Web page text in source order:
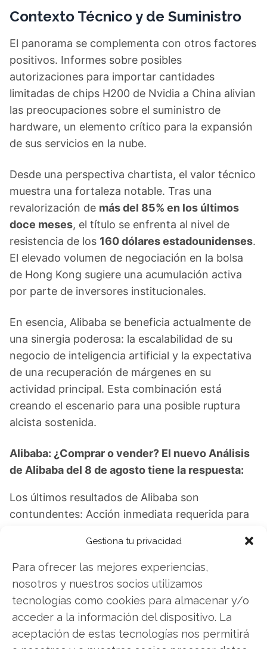
Gestiona tu privacidad
Para ofrecer las mejores experiencias,
nosotros y nuestros socios utilizamos
tecnologías como cookies para almacenar y/o
acceder a la información del dispositivo. La
aceptación de estas tecnologías nos permitirá
Contexto Técnico y de Suministro
El panorama se complementa con otros factores
positivos. Informes sobre posibles
autorizaciones para importar cantidades
limitadas de chips H200 de Nvidia a China alivian
las preocupaciones sobre el suministro de
hardware, un elemento crítico para la expansión
de sus servicios en la nube.
Desde una perspectiva chartista, el valor técnico
muestra una fortaleza notable. Tras una
revalorización de más del 85% en los últimos
doce meses, el título se enfrenta al nivel de
resistencia de los 160 dólares estadounidenses.
El elevado volumen de negociación en la bolsa
de Hong Kong sugiere una acumulación activa
por parte de inversores institucionales.
En esencia, Alibaba se beneficia actualmente de
una sinergia poderosa: la escalabilidad de su
negocio de inteligencia artificial y la expectativa
de una recuperación de márgenes en su
actividad principal. Esta combinación está
creando el escenario para una posible ruptura
alcista sostenida.
Alibaba: ¿Comprar o vender? El nuevo Análisis
de Alibaba del 8 de agosto tiene la respuesta:
Los últimos resultados de Alibaba son
contundentes: Acción inmediata requerida para
invertir o es momento de vender? En el Análisis
gratuito actual del 8 de agosto descubrirá
exactamente qué hacer.
Alibaba: ¿Comprar o vender?¡Lee más aquí!